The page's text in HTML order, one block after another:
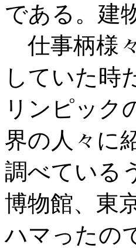
である。建
仕事柄様
していた時
リンピック
界の人々に
調べている
博物館、東
ハマったの